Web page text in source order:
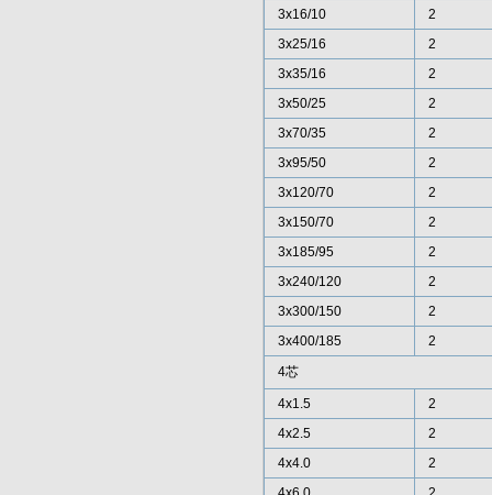
3x16/10
2
3x25/16
2
3x35/16
2
3x50/25
2
3x70/35
2
3x95/50
2
3x120/70
2
3x150/70
2
3x185/95
2
3x240/120
2
3x300/150
2
3x400/185
2
4芯
4x1.5
2
4x2.5
2
4x4.0
2